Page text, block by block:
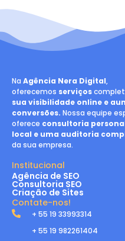
Na Agência Nera Digital,
oferecemos serviços
sua visibilidade online e
conversões. Nossa equipe
oferece consultoria
local e uma auditoria
da sua empresa.
Institucional
Agência de SEO
Consultoria SEO
Criação de Sites
Contate-nos!
+ 55 19 33993314
+ 55 19 982261404